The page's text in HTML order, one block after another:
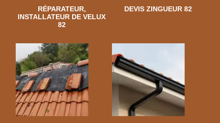
RÉPARATEUR,
INSTALLATEUR DE VELUX
82
DEVIS ZINGUEUR 82